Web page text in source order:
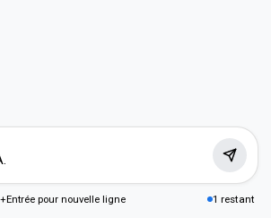
pour nouvelle ligne 1 restant